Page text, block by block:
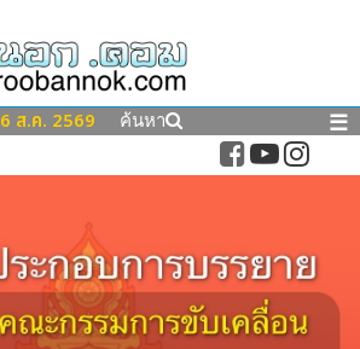
6 ส.ค. 2569 ค้นหา ☰